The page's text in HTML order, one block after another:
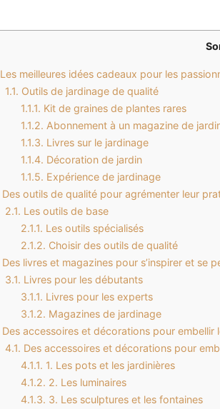
Les meilleures idées cadeaux pour les
1.1. Outils de jardinage de qualité
1.1.1. Kit de graines de plantes rares
1.1.2. Abonnement à un magazine de
1.1.3. Livres sur le jardinage
1.1.4. Décoration de jardin
1.1.5. Expérience de jardinage
Des outils de qualité pour agrémenter leur
2.1. Les outils de base
2.1.1. Les outils spécialisés
2.1.2. Choisir des outils de qualité
Des livres et magazines pour s’inspirer et se
3.1. Livres pour les débutants
3.1.1. Livres pour les experts
3.1.2. Magazines de jardinage
Des accessoires et décorations pour embellir
4.1. Des accessoires et décorations pour
4.1.1. 1. Les pots et les jardinières
4.1.2. 2. Les luminaires
4.1.3. 3. Les sculptures et les fontaines